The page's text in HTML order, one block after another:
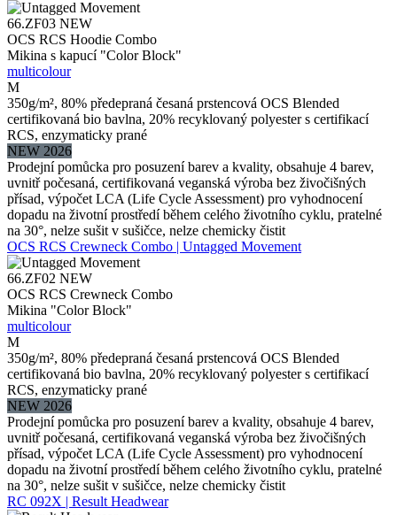
66.ZF03 NEW
OCS RCS Hoodie Combo
Mikina s kapucí "Color Block"
multicolour
M
350g/m², 80% předepraná česaná prstencová OCS Blended
certifikovaná bio bavlna, 20% recyklovaný polyester s certifikací
RCS, enzymaticky prané
NEW 2026
Prodejní pomůcka pro posuzení barev a kvality, obsahuje 4 barev,
uvnitř počesaná, certifikovaná veganská výroba bez živočišných
přísad, výpočet LCA (Life Cycle Assessment) pro vyhodnocení
dopadu na životní prostředí během celého životního cyklu, pratelné
na 30°, nelze sušit v sušičce, nelze chemicky čistit
OCS RCS Crewneck Combo | Untagged Movement
66.ZF02 NEW
OCS RCS Crewneck Combo
Mikina "Color Block"
multicolour
M
350g/m², 80% předepraná česaná prstencová OCS Blended
certifikovaná bio bavlna, 20% recyklovaný polyester s certifikací
RCS, enzymaticky prané
NEW 2026
Prodejní pomůcka pro posuzení barev a kvality, obsahuje 4 barev,
uvnitř počesaná, certifikovaná veganská výroba bez živočišných
přísad, výpočet LCA (Life Cycle Assessment) pro vyhodnocení
dopadu na životní prostředí během celého životního cyklu, pratelné
na 30°, nelze sušit v sušičce, nelze chemicky čistit
RC 092X | Result Headwear